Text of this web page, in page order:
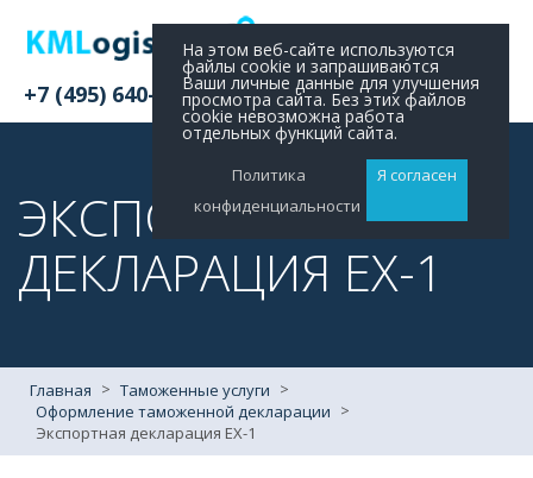
+7 (495) 640-11-48
ЭКСПОРТНАЯ
ДЕКЛАРАЦИЯ EX-1
Главная > Таможенные услуги >
Оформление таможенной декларации >
Экспортная декларация EX-1
На этом веб-сайте используются
файлы cookie и запрашиваются
Ваши личные данные для улучшения
просмотра сайта. Без этих файлов
cookie невозможна работа
отдельных функций сайта.
Политика
конфиденциальности
Я согласен